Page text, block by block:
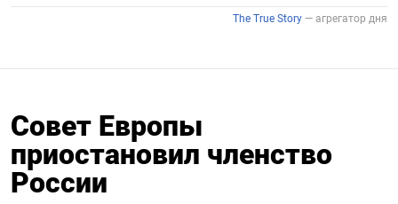
Совет Европы
приостановил членство
России